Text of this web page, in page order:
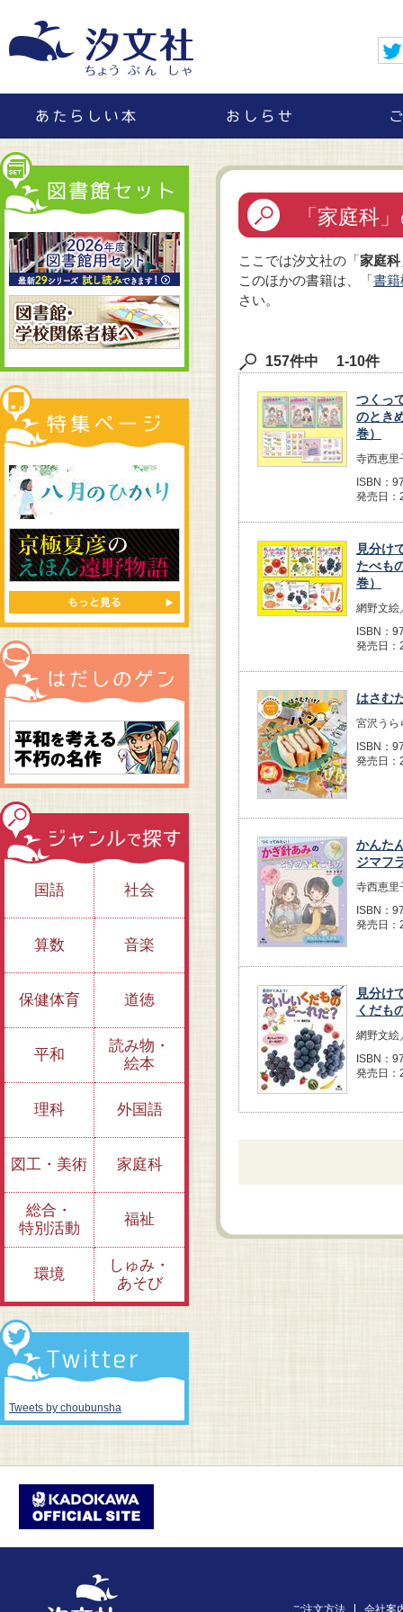
「家庭科
ここでは汐文社の「家庭科
このほかの書籍は、「書
さい。
157件中 1-10件
つくっ
のとき
巻）
寺西恵里
ISBN：
発売日：
見分け
たべも
巻）
網野文絵
ISBN：
発売日：
はさむ
宮沢うら
ISBN：
発売日：
かんた
ジマフ
寺西恵里
ISBN：
発売日：
見分け
くだも
網野文絵
ISBN：
発売日：
国語 社会
算数 音楽
保健体育 道徳
平和
読み物・
絵本
理科 外国語
図工・美術 家庭科
総合・
特別活動
福祉
環境
しゅみ・
あそび
Tweets by choubunsha